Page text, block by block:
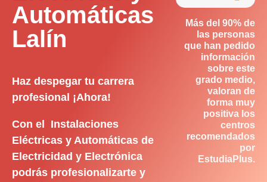
Automáticas
Lalín
Haz despegar tu carrera
profesional ¡Ahora!
Con el Instalaciones
Eléctricas y Automáticas de
Electricidad y Electrónica
podrás profesionalizarte y
Más del 90% de
las personas
que han pedido
información
sobre este
grado medio,
valoran de
forma muy
positiva los
centros
recomendados
por
EstudiaPlus.